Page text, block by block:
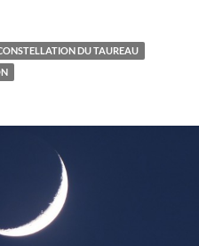
DU TAUREAU